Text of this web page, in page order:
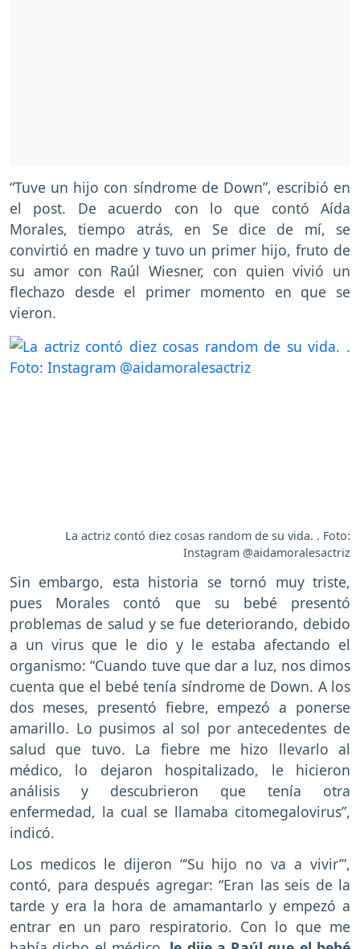
“Tuve un hijo con síndrome de Down”, escribió en
el post. De acuerdo con lo que contó Aída
Morales, tiempo atrás, en Se dice de mí, se
convirtió en madre y tuvo un primer hijo, fruto de
su amor con Raúl Wiesner, con quien vivió un
flechazo desde el primer momento en que se
vieron.
La actriz contó diez cosas random de su vida. . Foto:
Instagram @aidamoralesactriz
Sin embargo, esta historia se tornó muy triste,
pues Morales contó que su bebé presentó
problemas de salud y se fue deteriorando, debido
a un virus que le dio y le estaba afectando el
organismo: “Cuando tuve que dar a luz, nos dimos
cuenta que el bebé tenía síndrome de Down. A los
dos meses, presentó fiebre, empezó a ponerse
amarillo. Lo pusimos al sol por antecedentes de
salud que tuvo. La fiebre me hizo llevarlo al
médico, lo dejaron hospitalizado, le hicieron
análisis y descubrieron que tenía otra
enfermedad, la cual se llamaba citomegalovirus”,
indicó.
Los medicos le dijeron “‘Su hijo no va a vivir’”,
contó, para después agregar: “Eran las seis de la
tarde y era la hora de amamantarlo y empezó a
entrar en un paro respiratorio. Con lo que me